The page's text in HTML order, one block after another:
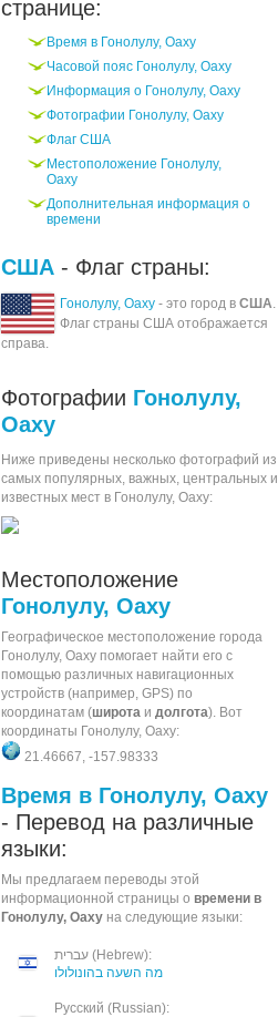
странице:
Время в Гонолулу, Оаху
Часовой пояс Гонолулу, Оаху
Информация о Гонолулу, Оаху
Фотографии Гонолулу, Оаху
Флаг США
Местоположение Гонолулу,
Оаху
Дополнительная информация о
времени
США - Флаг страны:
Гонолулу, Оаху - это город в США.
Флаг страны США отображается
справа.
Фотографии Гонолулу,
Оаху
Ниже приведены несколько фотографий из
самых популярных, важных, центральных и
известных мест в Гонолулу, Оаху:
Местоположение
Гонолулу, Оаху
Географическое местоположение города
Гонолулу, Оаху помогает найти его с
помощью различных навигационных
устройств (например, GPS) по
координатам (широта и долгота). Вот
координаты Гонолулу, Оаху:
21.46667, -157.98333
Время в Гонолулу, Оаху
- Перевод на различные
языки:
Мы предлагаем переводы этой
информационной страницы о времени в
Гонолулу, Оаху на следующие языки:
עברית (Hebrew):
מה השעה בהונולולו
Русский (Russian):